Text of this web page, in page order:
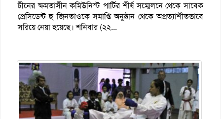
চীনের ক্ষমতাসীন কমিউনিস্ট পার্টির শীর্ষ সম্মেলনে থেকে সাবেক
প্রেসিডেন্ট হু জিনতাওকে সমাপ্তি অনুষ্ঠান থেকে অপ্রত্যাশীতভাবে
সরিয়ে নেয়া হয়েছে। শনিবার (২২...